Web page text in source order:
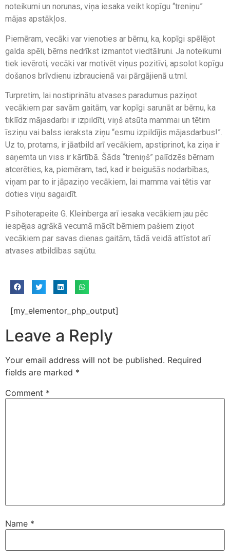
noteikumi un norunas, viņa iesaka veikt kopīgu “treniņu”
mājas apstākļos.
Piemēram, vecāki var vienoties ar bērnu, ka, kopīgi spēlējot
galda spēli, bērns nedrīkst izmantot viedtālruni. Ja noteikumi
tiek ievēroti, vecāki var motivēt viņus pozitīvi, apsolot kopīgu
došanos brīvdienu izbraucienā vai pārgājienā u.tml.
Turpretim, lai nostiprinātu atvases paradumus paziņot
vecākiem par savām gaitām, var kopīgi sarunāt ar bērnu, ka
tiklīdz mājasdarbi ir izpildīti, viņš atsūta mammai un tētim
īsziņu vai balss ieraksta ziņu “esmu izpildījis mājasdarbus!”.
Uz to, protams, ir jāatbild arī vecākiem, apstiprinot, ka ziņa ir
saņemta un viss ir kārtībā. Šāds “treniņš” palīdzēs bērnam
atcerēties, ka, piemēram, tad, kad ir beigušās nodarbības,
viņam par to ir jāpaziņo vecākiem, lai mamma vai tētis var
doties viņu sagaidīt.
Psihoterapeite G. Kleinberga arī iesaka vecākiem jau pēc
iespējas agrākā vecumā mācīt bērniem pašiem ziņot
vecākiem par savas dienas gaitām, tādā veidā attīstot arī
atvases atbildības sajūtu.
[my_elementor_php_output]
Leave a Reply
Your email address will not be published. Required
fields are marked *
Comment *
Name *